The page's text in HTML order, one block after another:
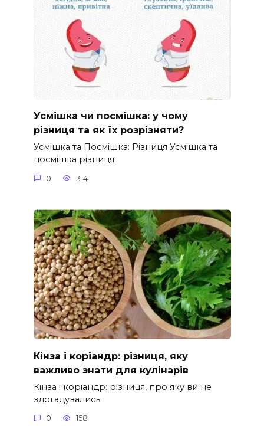
Усмішка чи посмішка: у чому
різниця та як їх розрізняти?
Усмішка та Посмішка: Різниця Усмішка та
посмішка різниця
0 314
Кінза і коріандр: різниця, яку
важливо знати для кулінарів
Кінза і коріандр: різниця, про яку ви не
здогадувались
0 158